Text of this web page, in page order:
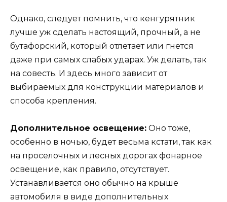
Однако, следует помнить, что кенгурятник
лучше уж сделать настоящий, прочный, а не
бутафорский, который отлетает или гнется
даже при самых слабых ударах. Уж делать, так
на совесть. И здесь много зависит от
выбираемых для конструкции материалов и
способа крепления.
Дополнительное освещение: Оно тоже,
особенно в ночью, будет весьма кстати, так как
на проселочных и лесных дорогах фонарное
освещение, как правило, отсутствует.
Устанавливается оно обычно на крыше
автомобиля в виде дополнительных